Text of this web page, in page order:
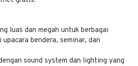
luas dan megah untuk berbagai
bendera, seminar, dan
sound system dan lighting yang